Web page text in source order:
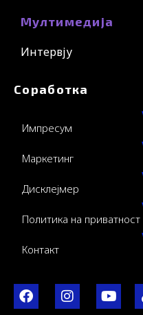
Мултимедија
Интервју
Соработка
Импресум
Маркетинг
Дисклејмер
Политика на приватност
Контакт
F
a
I
n
Y
o